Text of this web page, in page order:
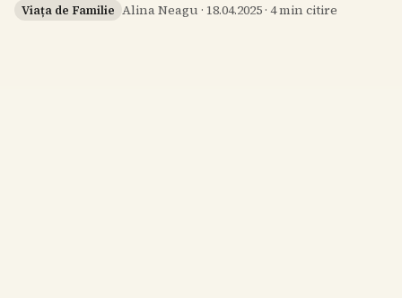
Viața de Familie Alina Neagu · 18.04.2025 · 4min citire